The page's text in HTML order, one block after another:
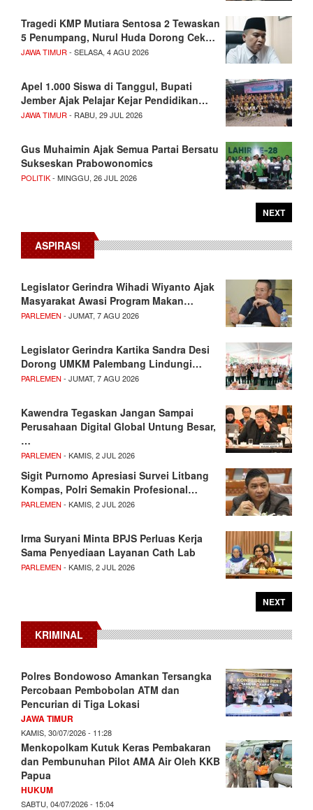
Tragedi KMP Mutiara Sentosa 2 Tewaskan
5 Penumpang, Nurul Huda Dorong Cek…
JAWA TIMUR - SELASA, 4 AGU 2026
Apel 1.000 Siswa di Tanggul, Bupati
Jember Ajak Pelajar Kejar Pendidikan…
JAWA TIMUR - RABU, 29 JUL 2026
Gus Muhaimin Ajak Semua Partai Bersatu
Sukseskan Prabowonomics
POLITIK- MINGGU, 26 JUL 2026
NEXT
ASPIRASI
Legislator Gerindra Wihadi Wiyanto Ajak
Masyarakat Awasi Program Makan…
PARLEMEN - JUMAT, 7 AGU 2026
Legislator Gerindra Kartika Sandra Desi
Dorong UMKM Palembang Lindungi…
PARLEMEN - JUMAT, 7 AGU 2026
Kawendra Tegaskan Jangan Sampai
Perusahaan Digital Global Untung Besar,
…
PARLEMEN - KAMIS, 2 JUL 2026
Sigit Purnomo Apresiasi Survei Litbang
Kompas, Polri Semakin Profesional…
PARLEMEN - KAMIS, 2 JUL 2026
Irma Suryani Minta BPJS Perluas Kerja
Sama Penyediaan Layanan Cath Lab
PARLEMEN - KAMIS, 2 JUL 2026
NEXT
KRIMINAL
Polres Bondowoso Amankan Tersangka
Percobaan Pembobolan ATM dan
Pencurian di Tiga Lokasi
JAWA TIMUR
KAMIS, 30/07/2026 - 11:28
Menkopolkam Kutuk Keras Pembakaran
dan Pembunuhan Pilot AMA Air Oleh KKB
Papua
HUKUM
SABTU, 04/07/2026 - 15:04